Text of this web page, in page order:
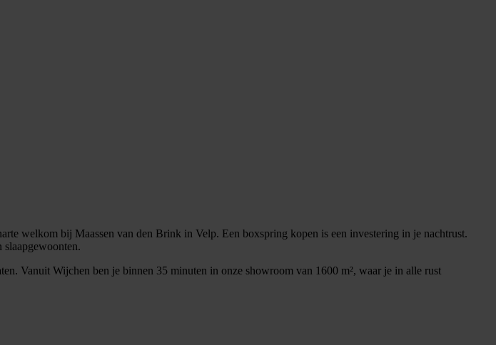
welkom bij Maassen van den Brink in Velp. Een boxspring kopen is een investering in je nachtrust.
Vanuit Wijchen ben je binnen 35 minuten in onze showroom van 1600 m², waar je in alle rust